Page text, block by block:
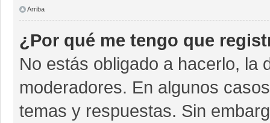
Arriba
¿Por qué me tengo que
No estás obligado a hacerlo, la
moderadores. En algunos
temas y respuestas. Sin